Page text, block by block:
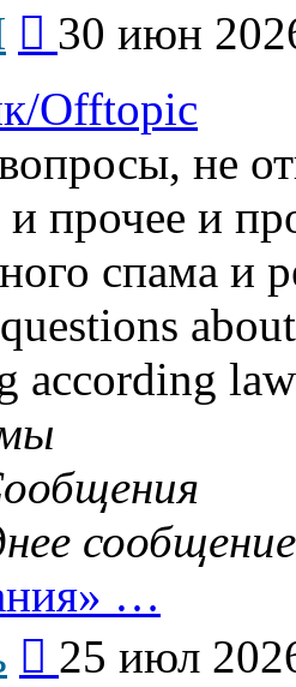
последнему
30 июн
Offtopic
не
прочее и
спама и
according
сообщение
…
последнему
25 июл